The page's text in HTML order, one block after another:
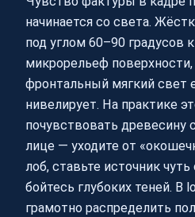
начинается со света.
под углом 60–90 градусов
микрорельеф
фронтальный мягкий свет
нивелирует. На практике
почувствовать
лице — уходите от
лоб, ставьте источник
бойтесь глубоких теней. В
грамотно распределить